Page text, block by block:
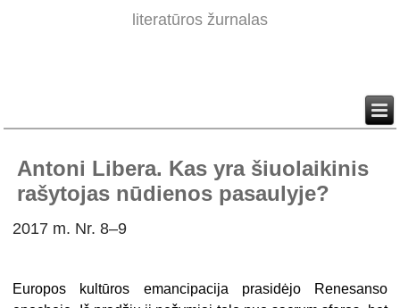
literatūros žurnalas
Antoni Libera. Kas yra šiuolaikinis
rašytojas nūdienos pasaulyje?
2017 m. Nr. 8–9
Europos kultūros emancipacija prasidėjo Renesanso